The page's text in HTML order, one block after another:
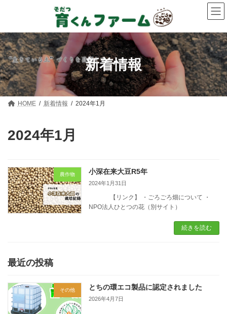
ン
ツ
へ
ス
キ
ッ
プ
ー
シ
ョ
ン
に
移
動
新着情報
HOME 新着情報 2024年1月
2024年1月
農作物 小深在来大豆R5年
2024年1月31日
【リンク】 ・ごろごろ畑について ・
NPO法人ひとつの花（別サイト）
続きを読む
最近の投稿
その他 とちの環エコ製品に認定されました
2026年4月7日